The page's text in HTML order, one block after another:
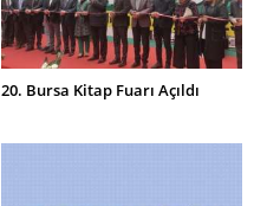
20. Bursa Kitap Fuarı Açıldı